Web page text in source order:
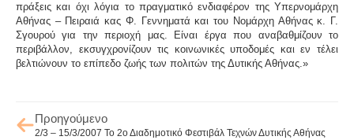
πράξεις και όχι λόγια το πραγματικό ενδιαφέρον της Υπερνομάρχη
Αθήνας – Πειραιά κας Φ. Γεννηματάκαι του Νομάρχη Αθήνας κ. Γ.
Σγουρού για την περιοχή μας. Είναι έργα που αναβαθμίζουν το
περιβάλλον, εκσυγχρονίζουν τις κοινωνικές υποδομές και εν τέλει
βελτιώνουν το επίπεδο ζωής των πολιτών της Δυτικής Αθήνας.»
Προηγούμενο
2/3 – 15/3/2007 Το 2ο Διαδημοτικό Φεστιβάλ Τεχνών Δυτικής Αθήνας